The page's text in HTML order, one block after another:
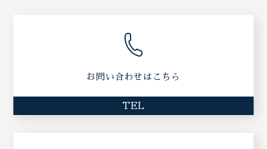
お問い合わせはこちら
TEL